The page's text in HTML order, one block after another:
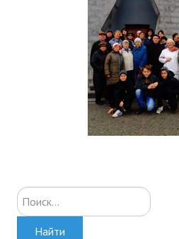
Искать...
Найти